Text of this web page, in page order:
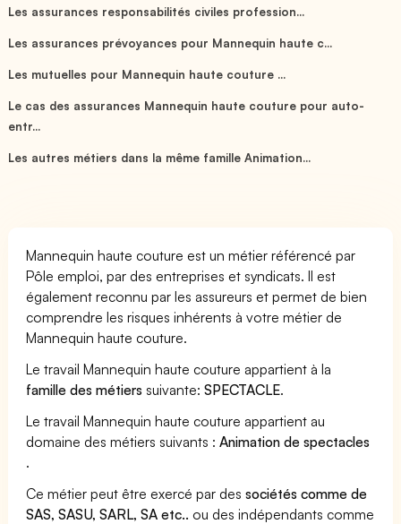
Les assurances responsabilités civiles profession...
Les assurances prévoyances pour Mannequin haute c...
Les mutuelles pour Mannequin haute couture ...
Le cas des assurances Mannequin haute couture pour auto-
entr...
Les autres métiers dans la même famille Animation...
Mannequin haute couture est un métier référencé par
Pôle emploi, par des entreprises et syndicats. Il est
également reconnu par les assureurs et permet de bien
comprendre les risques inhérents à votre métier de
Mannequin haute couture.
Le travail Mannequin haute couture appartient à la
famille des métiers suivante:SPECTACLE.
Le travail Mannequin haute couture appartient au
domaine des métiers suivants :Animation de spectacles
.
Ce métier peut être exercé par dessociétés comme de
SAS, SASU, SARL, SA etc.. ou des indépendants comme